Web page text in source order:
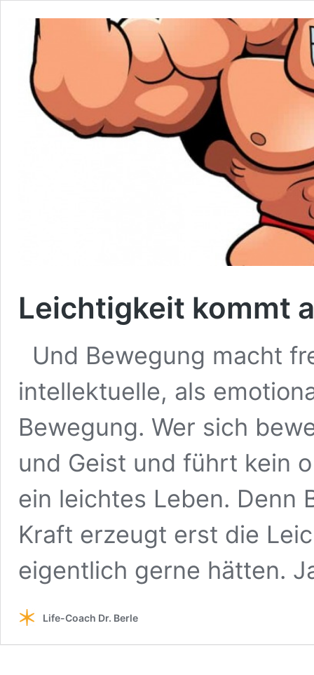
Leichtigkeit kommt
Und Bewegung macht
intellektuelle, als
Bewegung. Wer sich
und Geist und führt kein
ein leichtes Leben. Denn
Kraft erzeugt erst die
eigentlich gerne hätten.
Life-Coach Dr. Berle